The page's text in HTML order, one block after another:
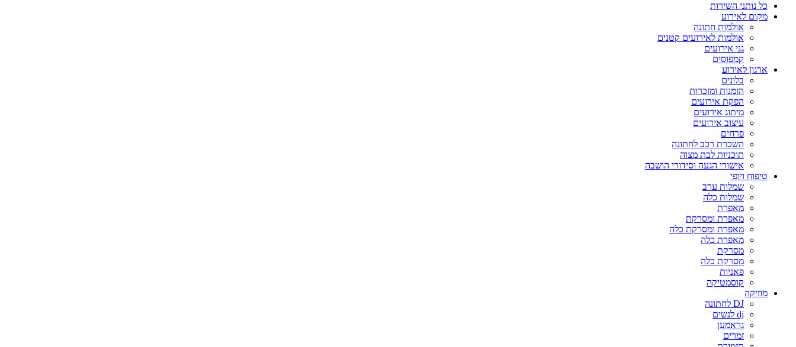
כל נותני השירות
מקום לאירוע
אולמות חתונה
אולמות לאירועים קטנים
גני אירועים
קמפוסים
ארגון לאירוע
בלונים
הזמנות ומזכרות
הפקת אירועים
מיתוג אירועים
עיצוב אירועים
פרחים
השכרת רכב לחתונה
תוכניות לבת מצוה
אישורי הגעה וסידורי הושבה
טיפוח ויופי
שמלות ערב
שמלות כלה
מאפרת
מאפרת ומסרקת
מאפרת ומסרקת כלה
מאפרת כלה
מסרקת
מסרקת כלה
פאניות
קוסמטיקה
מוזיקה
DJ לחתונה
dj לנשים
גראמען
זמרים